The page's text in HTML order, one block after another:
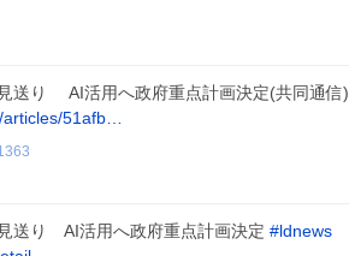
送り AI活用へ政府重点計画決定(共同通信)
51afb…
送り AI活用へ政府重点計画決定 #ldnews